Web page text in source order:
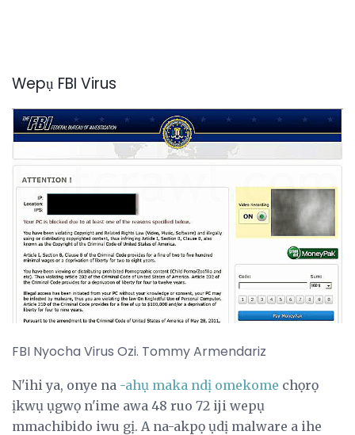
Wepụ FBI Virus
FBI Nyocha Virus Ozi. Tommy Armendariz
N'ihi ya, onye na -ahụ maka ndị omekome chọrọ
ịkwụ ụgwọ n'ime awa 48 ruo 72 iji wepụ
mmachibido iwu gị. A na-akpọ ụdị malware a ihe